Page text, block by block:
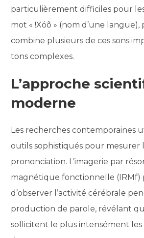
particulièrement difficiles pour
mot « !Xóõ » (nom d’une langue),
combine plusieurs de ces sons
tons complexes.
L’approche
moderne
Les recherches contemporaines
outils sophistiqués pour mesurer
prononciation. L’imagerie par
magnétique fonctionnelle (IRMf)
d’observer l’activité cérébrale
production de parole, révélant
sollicitent le plus intensément les